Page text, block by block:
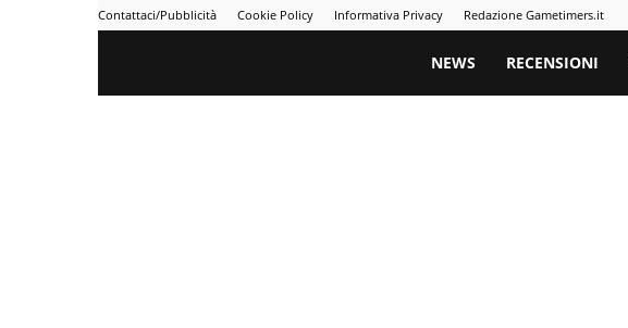
Contattaci/Pubblicità Cookie Policy Informativa Privacy Redazione Gametimers.it
Gametimers
NEWS RECENSIONI